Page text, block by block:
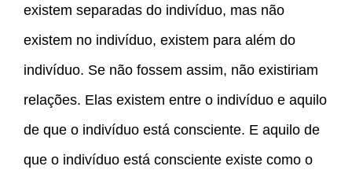
existem separadas do indivíduo, mas não
existem no indivíduo, existem para além do
indivíduo. Se não fossem assim, não existiriam
relações. Elas existem entre o indivíduo e aquilo
de que o indivíduo está consciente. E aquilo de
que o indivíduo está consciente existe como o